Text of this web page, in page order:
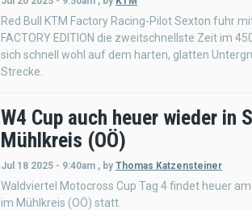
Red Bull KTM Factory Racing-Pilot Sexton fuhr
FACTORY EDITION die zweitschnellste Zeit im
sich schnell wohl auf dem harten, glatten
Strecke.
W4 Cup auch heuer wieder in
Mühlkreis (OÖ)
Jul 18 2025 - 9:40am , by Thomas Katzensteiner
Waldviertel Motocross Cup Tag 4 findet heuer
im Mühlkreis (OÖ) statt.